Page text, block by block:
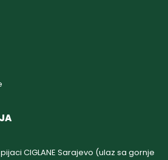
pijaci CIGLANE Sarajevo (ulaz sa gornje